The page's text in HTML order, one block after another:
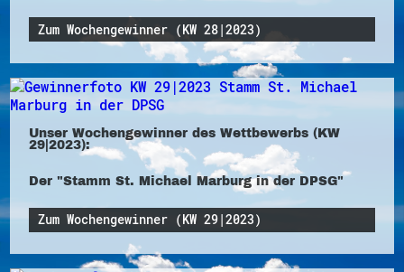
Zum Wochengewinner (KW 28|2023)
Unser Wochengewinner des Wettbewerbs (KW
29|2023):
Der "Stamm St. Michael Marburg in der DPSG"
Zum Wochengewinner (KW 29|2023)